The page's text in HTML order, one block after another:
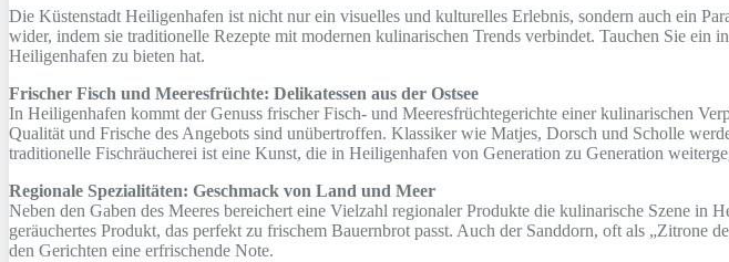
Die Küstenstadt Heiligenhafen ist nicht nur ein visuelles und kulturelles Erlebnis, sondern auch ein
wider, indem sie traditionelle Rezepte mit modernen kulinarischen Trends verbindet. Tauchen Sie
Heiligenhafen zu bieten hat.
Frischer Fisch und Meeresfrüchte: Delikatessen aus der Ostsee
In Heiligenhafen kommt der Genuss frischer Fisch- und Meeresfrüchtegerichte einer kulinarischen
Qualität und Frische des Angebots sind unübertroffen. Klassiker wie Matjes, Dorsch und Scholle
traditionelle Fischräucherei ist eine Kunst, die in Heiligenhafen von Generation zu Generation
Regionale Spezialitäten: Geschmack von Land und Meer
Neben den Gaben des Meeres bereichert eine Vielzahl regionaler Produkte die kulinarische Szene
geräuchertes Produkt, das perfekt zu frischem Bauernbrot passt. Auch der Sanddorn, oft als
den Gerichten eine erfrischende Note.